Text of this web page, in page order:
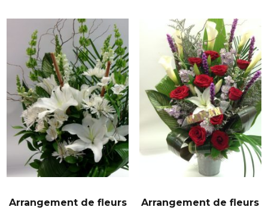
Arrangement de fleurs
Arrangement de fleurs